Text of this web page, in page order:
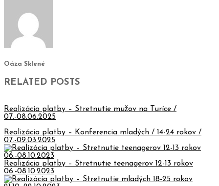
Oáza Sklené
RELATED POSTS
Realizácia platby – Stretnutie mužov na Turíce /
07.-08.06.2025
Realizácia platby – Konferencia mladých / 14-24 rokov /
07.-09.03.2025
Realizácia platby – Stretnutie teenagerov 12-13 rokov
06.-08.10.2023